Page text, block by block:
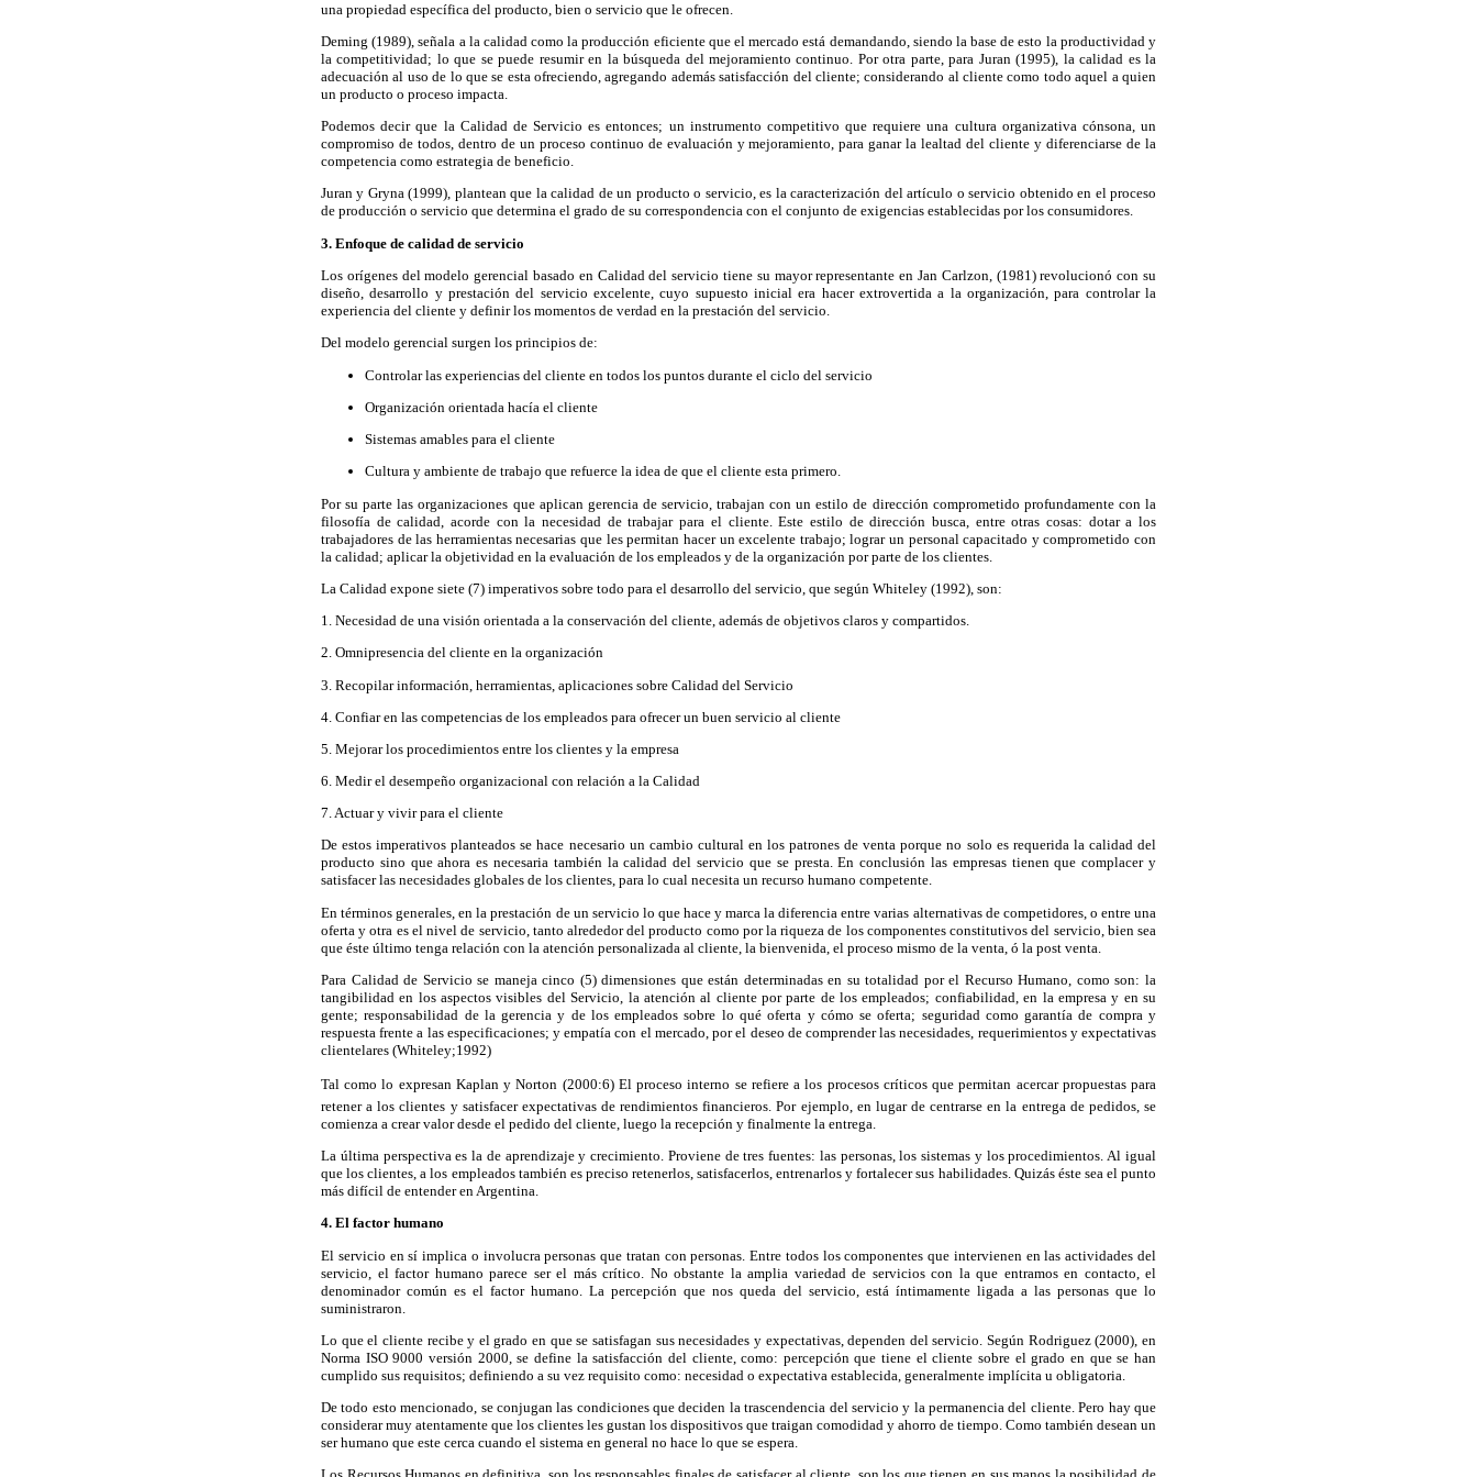
una propiedad específica del producto, bien o servicio que le ofrecen.
Deming (1989), señala a la calidad como la producción eficiente que el mercado está demandando, siendo la base de esto la productividad y
la competitividad; lo que se puede resumir en la búsqueda del mejoramiento continuo. Por otra parte, para Juran (1995), la calidad es la
adecuación al uso de lo que se esta ofreciendo, agregando además satisfacción del cliente; considerando al cliente como todo aquel a quien
un producto o proceso impacta.
Podemos decir que la Calidad de Servicio es entonces; un instrumento competitivo que requiere una cultura organizativa cónsona, un
compromiso de todos, dentro de un proceso continuo de evaluación y mejoramiento, para ganar la lealtad del cliente y diferenciarse de la
competencia como estrategia de beneficio.
Juran y Gryna (1999), plantean que la calidad de un producto o servicio, es la caracterización del artículo o servicio obtenido en el proceso
de producción o servicio que determina el grado de su correspondencia con el conjunto de exigencias establecidas por los consumidores.
3. Enfoque de calidad de servicio
Los orígenes del modelo gerencial basado en Calidad del servicio tiene su mayor representante en Jan Carlzon, (1981) revolucionó con su
diseño, desarrollo y prestación del servicio excelente, cuyo supuesto inicial era hacer extrovertida a la organización, para controlar la
experiencia del cliente y definir los momentos de verdad en la prestación del servicio.
Del modelo gerencial surgen los principios de:
Controlar las experiencias del cliente en todos los puntos durante el ciclo del servicio
Organización orientada hacía el cliente
Sistemas amables para el cliente
Cultura y ambiente de trabajo que refuerce la idea de que el cliente esta primero.
Por su parte las organizaciones que aplican gerencia de servicio, trabajan con un estilo de dirección comprometido profundamente con la
filosofía de calidad, acorde con la necesidad de trabajar para el cliente. Este estilo de dirección busca, entre otras cosas: dotar a los
trabajadores de las herramientas necesarias que les permitan hacer un excelente trabajo; lograr un personal capacitado y comprometido con
la calidad; aplicar la objetividad en la evaluación de los empleados y de la organización por parte de los clientes.
La Calidad expone siete (7) imperativos sobre todo para el desarrollo del servicio, que según Whiteley (1992), son:
1. Necesidad de una visión orientada a la conservación del cliente, además de objetivos claros y compartidos.
2. Omnipresencia del cliente en la organización
3. Recopilar información, herramientas, aplicaciones sobre Calidad del Servicio
4. Confiar en las competencias de los empleados para ofrecer un buen servicio al cliente
5. Mejorar los procedimientos entre los clientes y la empresa
6. Medir el desempeño organizacional con relación a la Calidad
7. Actuar y vivir para el cliente
De estos imperativos planteados se hace necesario un cambio cultural en los patrones de venta porque no solo es requerida la calidad del
producto sino que ahora es necesaria también la calidad del servicio que se presta. En conclusión las empresas tienen que complacer y
satisfacer las necesidades globales de los clientes, para lo cual necesita un recurso humano competente.
En términos generales, en la prestación de un servicio lo que hace y marca la diferencia entre varias alternativas de competidores, o entre una
oferta y otra es el nivel de servicio, tanto alrededor del producto como por la riqueza de los componentes constitutivos del servicio, bien sea
que éste último tenga relación con la atención personalizada al cliente, la bienvenida, el proceso mismo de la venta, ó la post venta.
Para Calidad de Servicio se maneja cinco (5) dimensiones que están determinadas en su totalidad por el Recurso Humano, como son: la
tangibilidad en los aspectos visibles del Servicio, la atención al cliente por parte de los empleados; confiabilidad, en la empresa y en su
gente; responsabilidad de la gerencia y de los empleados sobre lo qué oferta y cómo se oferta; seguridad como garantía de compra y
respuesta frente a las especificaciones; y empatía con el mercado, por el deseo de comprender las necesidades, requerimientos y expectativas
clientelares (Whiteley;1992)
Tal como lo expresan Kaplan y Norton (2000:6) El proceso interno se refiere a los procesos críticos que permitan acercar propuestas para
retener a los clientes y satisfacer expectativas de rendimientos financieros. Por ejemplo, en lugar de centrarse en la entrega de pedidos, se
comienza a crear valor desde el pedido del cliente, luego la recepción y finalmente la entrega.
La última perspectiva es la de aprendizaje y crecimiento. Proviene de tres fuentes: las personas, los sistemas y los procedimientos. Al igual
que los clientes, a los empleados también es preciso retenerlos, satisfacerlos, entrenarlos y fortalecer sus habilidades. Quizás éste sea el punto
más difícil de entender en Argentina.
4. El factor humano
El servicio en sí implica o involucra personas que tratan con personas. Entre todos los componentes que intervienen en las actividades del
servicio, el factor humano parece ser el más crítico. No obstante la amplia variedad de servicios con la que entramos en contacto, el
denominador común es el factor humano. La percepción que nos queda del servicio, está íntimamente ligada a las personas que lo
suministraron.
Lo que el cliente recibe y el grado en que se satisfagan sus necesidades y expectativas, dependen del servicio. Según Rodriguez (2000), en
Norma ISO 9000 versión 2000, se define la satisfacción del cliente, como: percepción que tiene el cliente sobre el grado en que se han
cumplido sus requisitos; definiendo a su vez requisito como: necesidad o expectativa establecida, generalmente implícita u obligatoria.
De todo esto mencionado, se conjugan las condiciones que deciden la trascendencia del servicio y la permanencia del cliente. Pero hay que
considerar muy atentamente que los clientes les gustan los dispositivos que traigan comodidad y ahorro de tiempo. Como también desean un
ser humano que este cerca cuando el sistema en general no hace lo que se espera.